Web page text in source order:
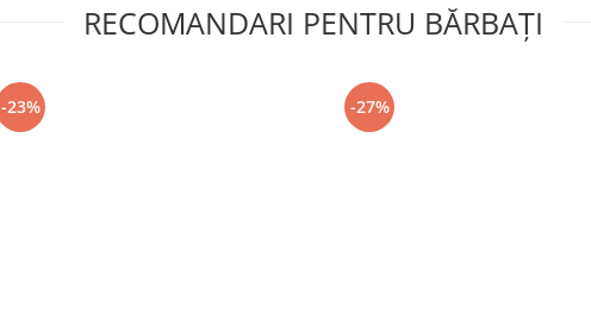
RECOMANDARI PENTRU BĂRBAŢI
-23% -27%